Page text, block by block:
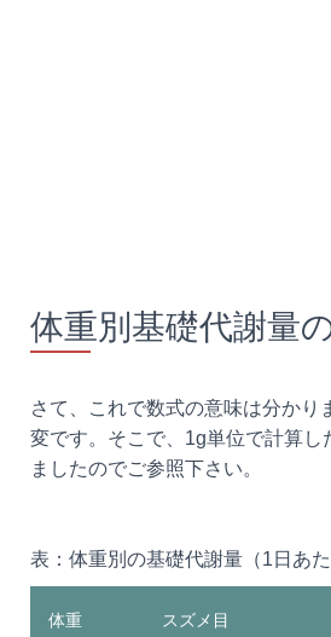
体重別基礎代謝量
さて、これで数式の意味は分かり
変です。そこで、1g単位で計算し
ましたのでご参照下さい。
表：体重別の基礎代謝量（1日あた
体重 スズメ目